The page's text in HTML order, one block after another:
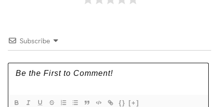
Subscribe
{} [+]